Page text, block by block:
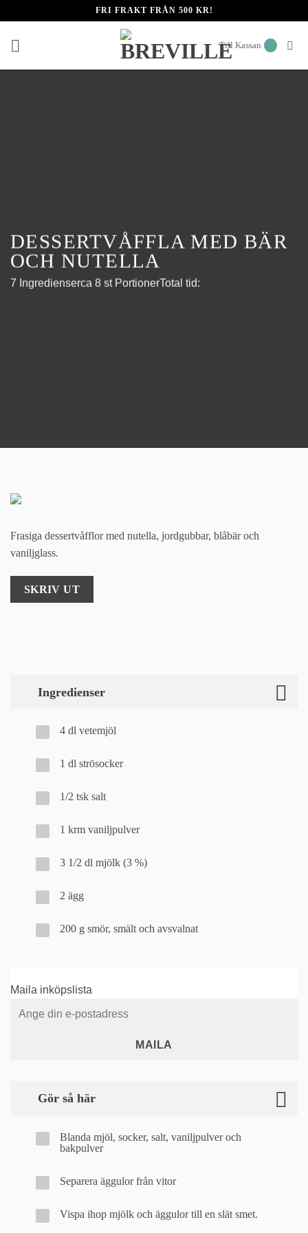
to
content
FRI FRAKT FRÅN 500 KR!
Till Kassan
DESSERTVÅFFLA MED BÄR
OCH NUTELLA
7 Ingredienserca 8 st PortionerTotal tid:
Frasiga dessertvåfflor med nutella, jordgubbar, blåbär och
vaniljglass.
SKRIV UT
Ingredienser
4 dl vetemjöl
1 dl strösocker
1/2 tsk salt
1 krm vaniljpulver
3 1/2 dl mjölk (3 %)
2 ägg
200 g smör, smält och avsvalnat
Maila inköpslista
MAILA
Gör så här
Blanda mjöl, socker, salt, vaniljpulver och
bakpulver
Separera äggulor från vitor
Vispa ihop mjölk och äggulor till en slät smet.